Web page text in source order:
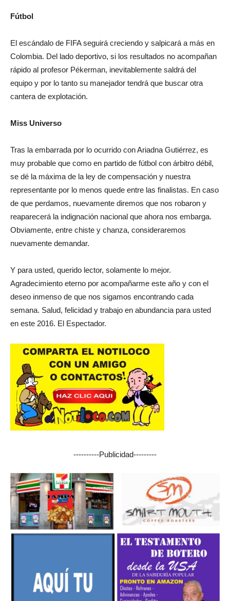
Fútbol
El escándalo de FIFA seguirá creciendo y salpicará a más en
Colombia. Del lado deportivo, si los resultados no acompañan
rápido al profesor Pékerman, inevitablemente saldrá del
equipo y por lo tanto su manejador tendrá que buscar otra
cantera de explotación.
Miss Universo
Tras la embarrada por lo ocurrido con Ariadna Gutiérrez, es
muy probable que como en partido de fútbol con árbitro débil,
se dé la máxima de la ley de compensación y nuestra
representante por lo menos quede entre las finalistas. En caso
de que perdamos, nuevamente diremos que nos robaron y
reaparecerá la indignación nacional que ahora nos embarga.
Obviamente, entre chiste y chanza, consideraremos
nuevamente demandar.
Y para usted, querido lector, solamente lo mejor.
Agradecimiento eterno por acompañarme este año y con el
deseo inmenso de que nos sigamos encontrando cada
semana. Salud, felicidad y trabajo en abundancia para usted
en este 2016. El Espectador.
----------Publicidad---------